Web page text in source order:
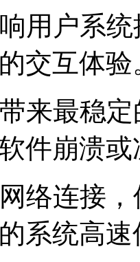
户系统
交互体验
最稳定
件崩溃或
连接，
系统高